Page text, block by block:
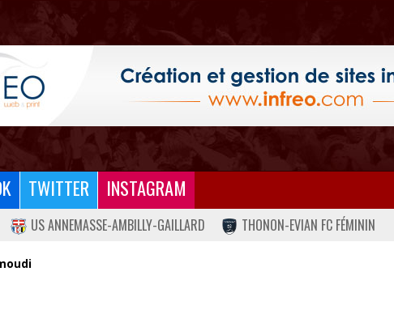
TWITTER INSTAGRAM
US ANNEMASSE-AMBILLY-GAILLARD THONON-EVIAN FC FÉMININ